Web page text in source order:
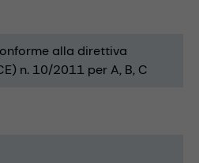
alla direttiva
n. 10/2011 per A, B, C